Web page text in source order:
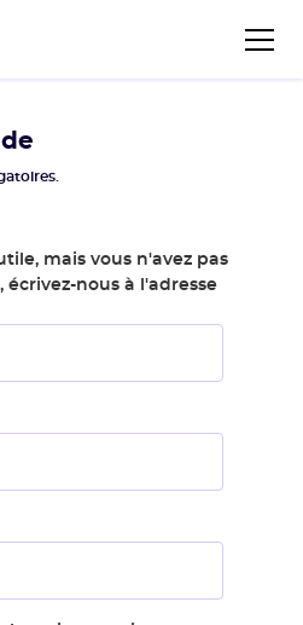
mais vous n'avez pas
nous à l'adresse